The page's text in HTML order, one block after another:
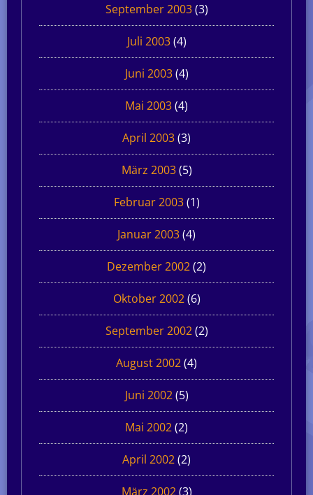
September 2003(3)
Juli 2003(4)
Juni 2003(4)
Mai 2003(4)
April 2003(3)
März 2003(5)
Februar 2003(1)
Januar 2003(4)
Dezember 2002(2)
Oktober 2002(6)
September 2002(2)
August 2002(4)
Juni 2002(5)
Mai 2002(2)
April 2002(2)
März 2002 (3)